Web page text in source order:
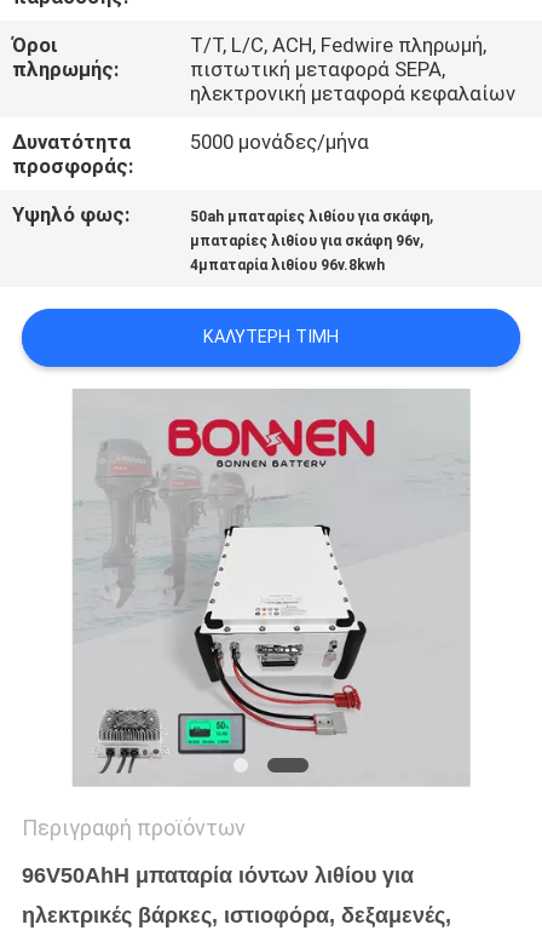
SITEMAP
ΑΠΟΡΡΉΤΟΥ
Όροι
πληρωμής:
Τ/Τ, L/C, ACH, Fedwire πληρωμή,
πιστωτική μεταφορά SEPA,
ηλεκτρονική μεταφορά κεφαλαίων
Δυνατότητα
προσφοράς:
5000 μονάδες/μήνα
Υψηλό φως: 50ah μπαταρίες λιθίου για σκάφη,
μπαταρίες λιθίου για σκάφη 96v,
4μπαταρία λιθίου 96v.8kwh
ΚΑΛΎΤΕΡΗ ΤΙΜΉ
Περιγραφή προϊόντων
96V50AhΗ μπαταρία ιόντων λιθίου για
ηλεκτρικές βάρκες, ιστιοφόρα, δεξαμενές,